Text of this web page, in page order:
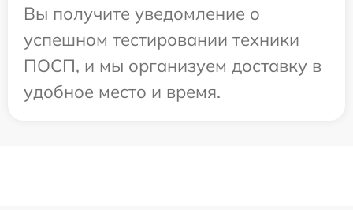
Вы получите уведомление о
успешном тестировании техники
ПОСП, и мы организуем доставку в
удобное место и время.